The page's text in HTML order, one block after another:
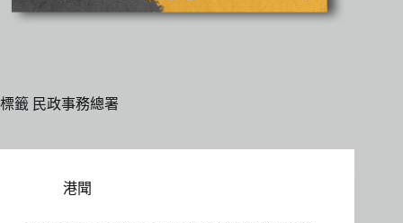
標籤 民政事務總署
港聞